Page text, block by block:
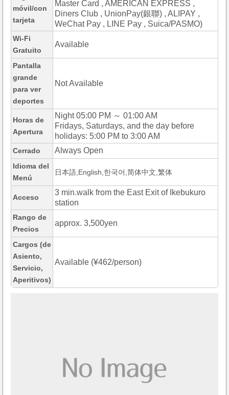
móvil/con
tarjeta
Master Card , AMERICAN EXPRESS ,
Diners Club , UnionPay(銀聯) , ALIPAY ,
WeChat Pay , LINE Pay , Suica/PASMO)
Wi-Fi
Gratuito
Available
Pantalla
grande
para ver
deportes
Not Available
Horas de
Apertura
Night 05:00 PM ～ 01:00 AM
Fridays, Saturdays, and the day before
holidays: 5:00 PM to 3:00 AM
Cerrado Always Open
Idioma del
Menú
日本語,English,한국어,简体中文,繁体
Acceso
3 min.walk from the East Exit of Ikebukuro
station
Rango de
Precios
approx. 3,500yen
Cargos (de
Asiento,
Servicio,
Aperitivos)
Available (¥462/person)